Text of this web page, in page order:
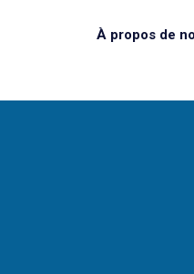
À propos de